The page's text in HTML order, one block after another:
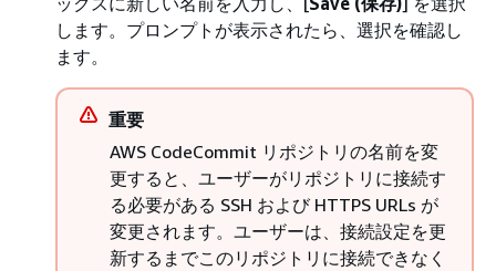
します。プロンプトが表示されたら、選択を確認し
ます。
重要
AWS CodeCommit リポジトリの名前を変
更すると、ユーザーがリポジトリに接続す
る必要がある SSH および HTTPS URLs が
変更されます。ユーザーは、接続設定を更
新するまでこのリポジトリに接続できなく